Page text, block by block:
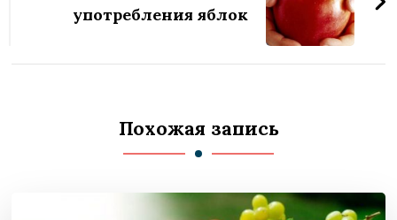
употребления яблок
Похожая запись